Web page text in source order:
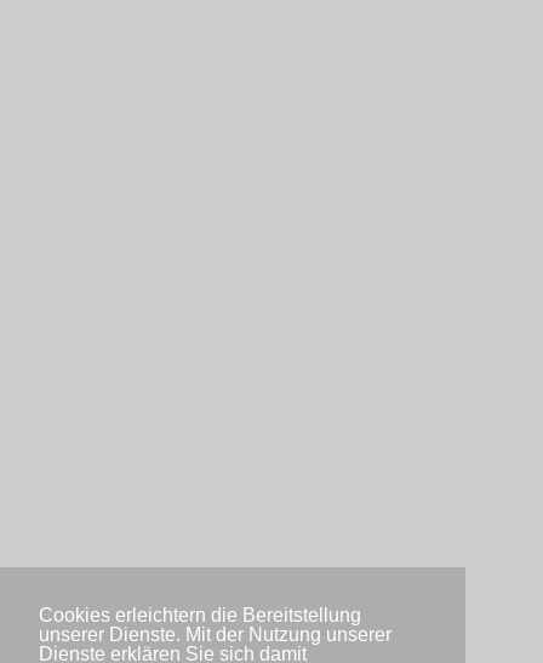
Cookies erleichtern die Bereitstellung
unserer Dienste. Mit der Nutzung unserer
Dienste erklären Sie sich damit